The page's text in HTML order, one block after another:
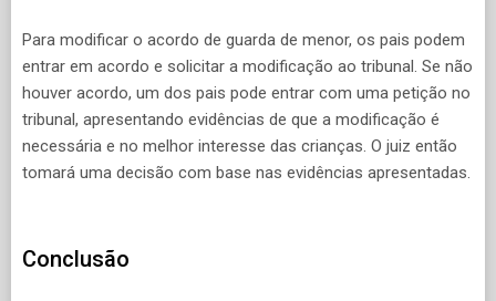
Para modificar o acordo de guarda de menor, os pais podem
entrar em acordo e solicitar a modificação ao tribunal. Se não
houver acordo, um dos pais pode entrar com uma petição no
tribunal, apresentando evidências de que a modificação é
necessária e no melhor interesse das crianças. O juiz então
tomará uma decisão com base nas evidências apresentadas.
Conclusão